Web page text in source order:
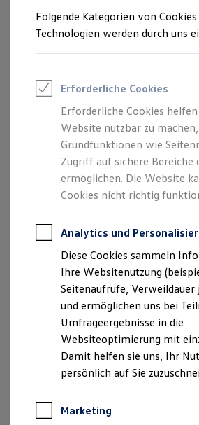
Saisonangebote
Reifenpakete
Leasing
Leasing-Angebote
Elektroauto Leasing
Kleinwagen-Leasing
Leasing ohne Anzahlung
Finanzierung
Autokredit mit
Versicherungen und
Kfz-Versicherung
Garantien
Professional Class bei
Behörden
Direktkunden
Sonderfahrzeuge
Anpfiff zum Gewinn
Elektromobilität
Elektroautos
ID. Tutorials
Elektrofahrzeugkonzepte
ID. EVERY1
Reichweite
Rekuperation
Weitere Datenschutzerklärungen
Datenschutzerklärung der
Datenverarbeitung im Rahmen
Forschungs-, Entwicklungs- und
Erprobungszwecken
Datenschutzerklärung zur
Rahmen von Fahrten zu
Datenschutzerklärung zur
Rahmen Forschung, Entwicklung
sowie Absicherung von
und automatisierten
gemeinsamer Kooperation mit
Technologies Ltd.
Datenschutzerklärung zur
Rahmen der Erprobung und
Datenschutzerklärung zur
Folgende Kategorien von
Technologien werden durch uns
Erforderliche Cookies
Erforderliche Cookies
Website nutzbar zu
Grundfunktionen wie
Zugriff auf sichere Bereiche
ermöglichen. Die Website
Cookies nicht richtig
Analytics und
Diese Cookies sammeln
Ihre Websitenutzung
Seitenaufrufe, Verweildauer
und ermöglichen uns bei
Umfrageergebnisse in die
Websiteoptimierung mit
Damit helfen sie uns, Ihr
persönlich auf Sie
Marketing